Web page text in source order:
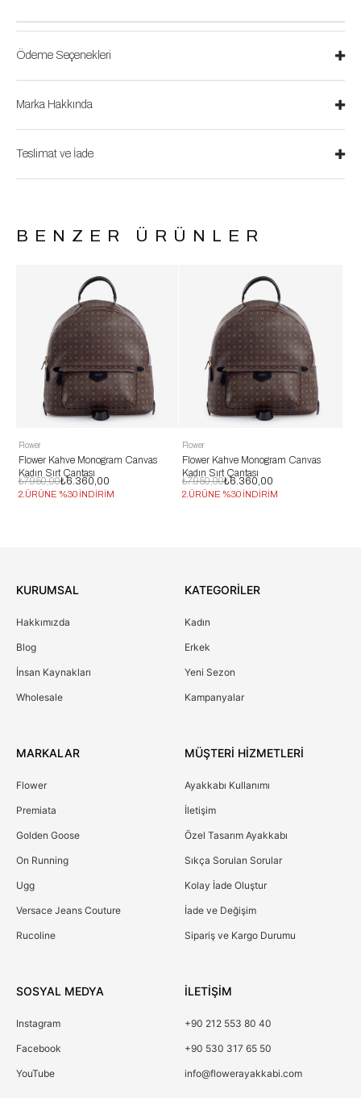
Ödeme Seçenekleri
Marka Hakkında
Teslimat ve İade
BENZER ÜRÜNLER
Flower
Flower Kahve Monogram Canvas
Kadın Sırt Çantası
₺6.360,00
₺7.950,00
2.ÜRÜNE %30 İNDİRİM
Flower
Flower Kahve Monogram Canvas
Kadın Sırt Çantası
₺6.360,00
₺7.950,00
2.ÜRÜNE %30 İNDİRİM
KURUMSAL
Hakkımızda
Blog
İnsan Kaynakları
Wholesale
KATEGORİLER
Kadın
Erkek
Yeni Sezon
Kampanyalar
MARKALAR
Flower
Premiata
Golden Goose
On Running
Ugg
Versace Jeans Couture
Rucoline
MÜŞTERİ HİZMETLERİ
Ayakkabı Kullanımı
İletişim
Özel Tasarım Ayakkabı
Sıkça Sorulan Sorular
Kolay İade Oluştur
İade ve Değişim
Sipariş ve Kargo Durumu
SOSYAL MEDYA
Instagram
Facebook
YouTube
İLETİŞİM
+90 212 553 80 40
+90 530 317 65 50
info@flowerayakkabi.com